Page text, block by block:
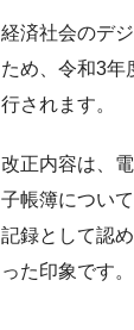
経済社会のデ
ため、令和3年
行されます。
改正内容は、
子帳簿につい
記録として認
った印象です。